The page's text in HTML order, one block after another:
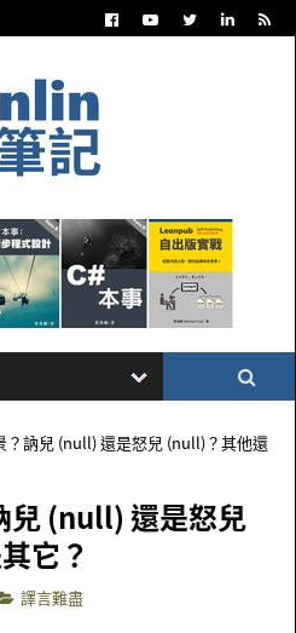
？訥兒 (null) 還是怒兒 (null)？其他還
兒 (null) 還是怒兒
它？
譯言難盡